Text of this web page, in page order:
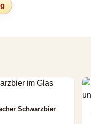
Schwarzbier